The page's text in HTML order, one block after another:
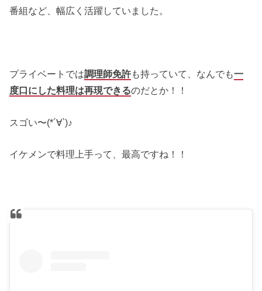
番組など、幅広く活躍していました。
プライベートでは調理師免許も持っていて、なんでも一
度口にした料理は再現できるのだとか！！
スゴい〜(*´∀`)♪
イケメンで料理上手って、最高ですね！！